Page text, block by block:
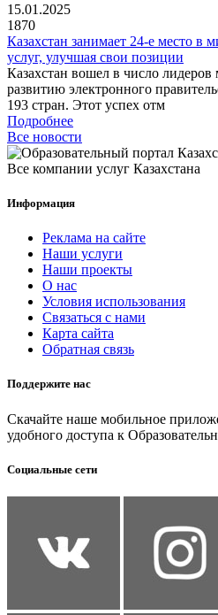
15.01.2025
1870
Казахстан занимает 24-е место в
услуг, улучшая свои позиции
Казахстан вошел в число
развитию электронного
193 стран. Этот успех отм
Подробнее
Все новости
Все компании услуг Казахстана
Информация
Реклама на сайте
Наши услуги
Наши проекты
О нас
Условия использования
Связаться с нами
Карта сайта
Обратная связь
Поддержите нас
Скачайте наше мобильное
удобного доступа к
Социальные сети